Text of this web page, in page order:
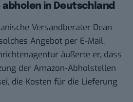
in Deutschland
Versandberater Dean
Angebot per E-Mail.
äußerte er, dass
der Amazon-Abholstellen
die Kosten für die Lieferung